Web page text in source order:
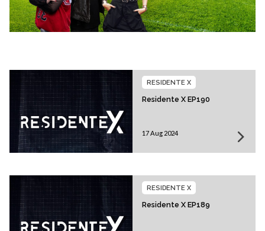
Residente X EP190
RESIDENTE X
17 Aug 2024
Residente X EP189
RESIDENTE X